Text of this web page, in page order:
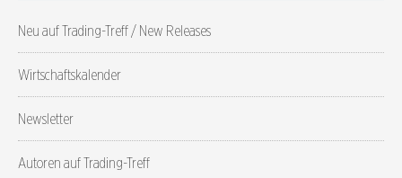
Neu auf Trading-Treff / New Releases
Wirtschaftskalender
Newsletter
Autoren auf Trading-Treff